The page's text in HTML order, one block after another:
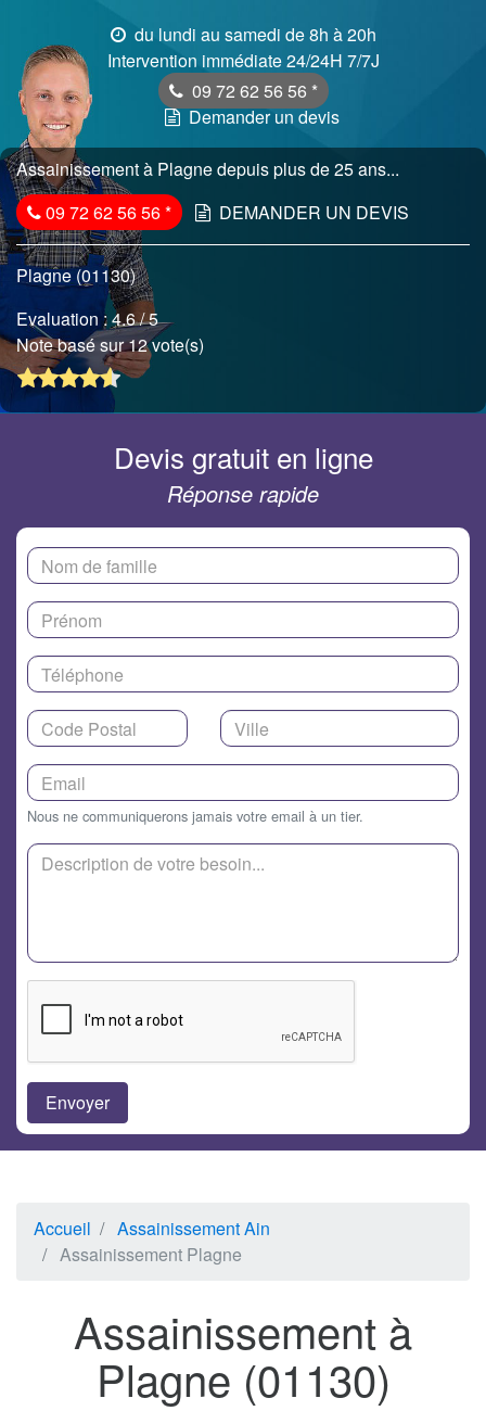
du lundi au samedi de 8h à 20h
Intervention immédiate 24/24H 7/7J
09 72 62 56 56 *
Demander un devis
Assainissement à Plagne depuis plus de 25 ans...
09 72 62 56 56* DEMANDER UN DEVIS
Plagne (01130)
Evaluation :4.6/ 5
Note basé sur 12 vote(s)
Devis gratuit en ligne
Réponse rapide
Nous ne communiquerons jamais votre email à un tier.
Accueil
Assainissement Ain
Assainissement Plagne
Assainissement à
Plagne (01130)